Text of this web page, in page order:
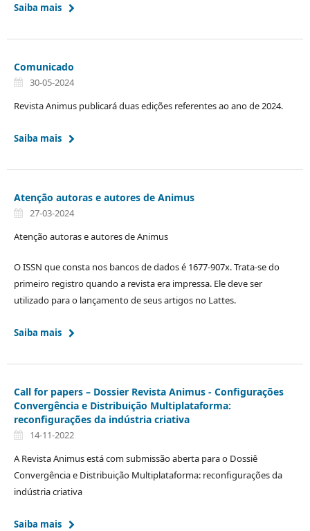
Saiba mais
Comunicado
30-05-2024
Revista Animus publicará duas edições referentes ao ano de 2024.
Saiba mais
Atenção autoras e autores de Animus
27-03-2024
Atenção autoras e autores de Animus
O ISSN que consta nos bancos de dados é 1677-907x. Trata-se do
primeiro registro quando a revista era impressa. Ele deve ser
utilizado para o lançamento de seus artigos no Lattes.
Saiba mais
Call for papers – Dossier Revista Animus - Configurações
Convergência e Distribuição Multiplataforma:
reconfigurações da indústria criativa
14-11-2022
A Revista Animus está com submissão aberta para o Dossiê
Convergência e Distribuição Multiplataforma: reconfigurações da
indústria criativa
Saiba mais